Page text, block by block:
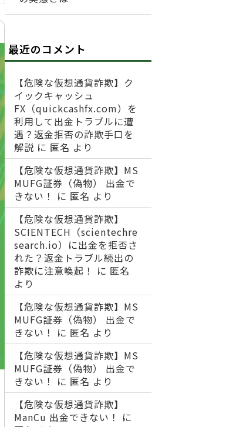
最近のコメント
【危険な仮想通貨詐欺】ク
イックキャッシュ
FX（quickcashfx.com）を
利用して出金トラブルに遭
遇？返金拒否の詐欺手口を
解説 に 匿名 より
【危険な仮想通貨詐欺】MS
MUFG証券（偽物） 出金で
きない！
に 匿名 より
【危険な仮想通貨詐欺】
SCIENTECH（scientechre
search.io）に出金を拒否さ
れた？返金トラブル続出の
詐欺に注意喚起！
に 匿名
より
【危険な仮想通貨詐欺】MS
MUFG証券（偽物） 出金で
きない！
に 匿名 より
【危険な仮想通貨詐欺】MS
MUFG証券（偽物） 出金で
きない！
に 匿名 より
【危険な仮想通貨詐欺】
ManCu 出金できない！
に